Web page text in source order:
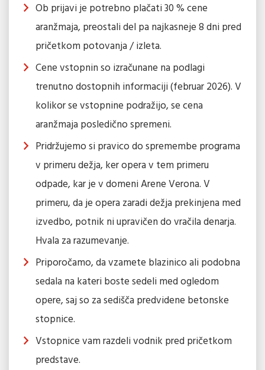
Ob prijavi je potrebno plačati 30 % cene
aranžmaja, preostali del pa najkasneje 8 dni pred
pričetkom potovanja / izleta.
Cene vstopnin so izračunane na podlagi
trenutno dostopnih informaciji (februar 2026). V
kolikor se vstopnine podražijo, se cena
aranžmaja posledično spremeni.
Pridržujemo si pravico do spremembe programa
v primeru dežja, ker opera v tem primeru
odpade, kar je v domeni Arene Verona. V
primeru, da je opera zaradi dežja prekinjena med
izvedbo, potnik ni upravičen do vračila denarja.
Hvala za razumevanje.
Priporočamo, da vzamete blazinico ali podobna
sedala na kateri boste sedeli med ogledom
opere, saj so za sedišča predvidene betonske
stopnice.
Vstopnice vam razdeli vodnik pred pričetkom
predstave.